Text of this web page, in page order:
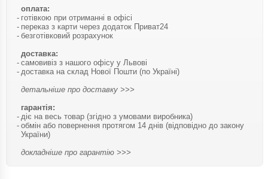
оплата:
готівкою при отриманні в офісі
переказ з карти через додаток Приват24
безготівковий розрахунок
доставка:
самовивіз з нашого офісу у Львові
доставка на склад Нової Пошти (по Україні)
детальніше про доставку >>>
гарантія:
діє на весь товар (згідно з умовами виробника)
обмін або повернення протягом 14 днів (відповідно до закону
України)
докладніше про гарантію >>>